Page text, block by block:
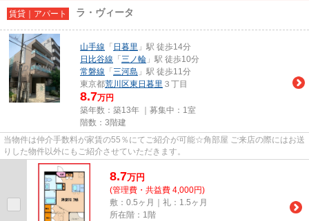
賃貸｜アパート ラ・ヴィータ
山手線 「 日暮里 」駅 徒歩14分
日比谷線 「 三ノ輪 」駅 徒歩10分
常磐線 「 三河島 」駅 徒歩11分
東京都荒川区東日暮里 ３丁目
8.7万円
築年数：築13年 ｜募集中： 1室
階数：3階建
当物件は仲介手数料が家賃の55％にてご紹介が可能☆角部屋 ご来店の際にはお送
りした物件以外にもご紹介させていただきます。
8.7万円
(管理費・共益費 4,000円)
敷：0.5ヶ月｜礼：1.5ヶ月
所在階：1階